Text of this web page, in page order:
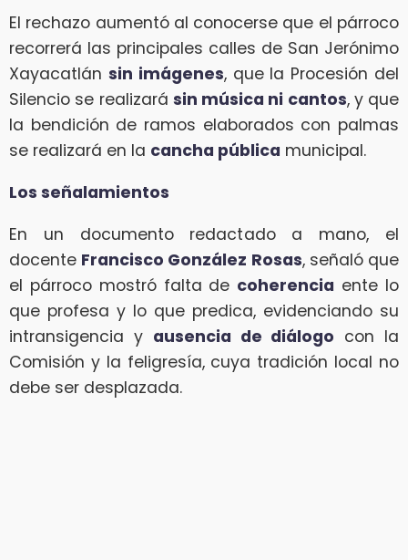
El rechazo aumentó al conocerse que el párroco
recorrerá las principales calles de San Jerónimo
Xayacatlán sin imágenes, que la Procesión del
Silencio se realizará sin música ni cantos, y que
la bendición de ramos elaborados con palmas
se realizará en la cancha pública municipal.
Los señalamientos
En un documento redactado a mano, el
docente Francisco González Rosas, señaló que
el párroco mostró falta de coherencia ente lo
que profesa y lo que predica, evidenciando su
intransigencia y ausencia de diálogo con la
Comisión y la feligresía, cuya tradición local no
debe ser desplazada.